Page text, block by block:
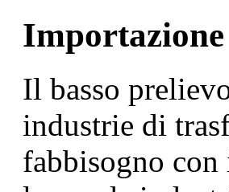
Il basso
industrie di
fabbisogno